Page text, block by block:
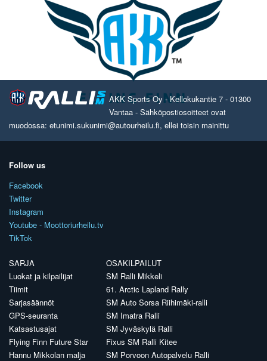
AKK Sports Oy - Kellokukantie 7 - 01300
Vantaa - Sähköpostiosoitteet ovat
muodossa: etunimi.sukunimi@autourheilu.fi, ellei toisin mainittu
Follow us
Facebook
Twitter
Instagram
Youtube - Moottoriurheilu.tv
TikTok
SARJA
Luokat ja kilpailijat
Tiimit
Sarjasäännöt
GPS-seuranta
Katsastusajat
Flying Finn Future Star
Hannu Mikkolan malja
OSAKILPAILUT
SM Ralli Mikkeli
61. Arctic Lapland Rally
SM Auto Sorsa Riihimäki-ralli
SM Imatra Ralli
SM Jyväskylä Ralli
Fixus SM Ralli Kitee
SM Porvoon Autopalvelu Ralli